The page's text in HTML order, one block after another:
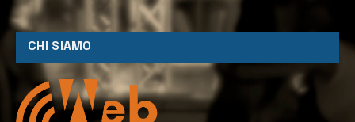
CHI SIAMO